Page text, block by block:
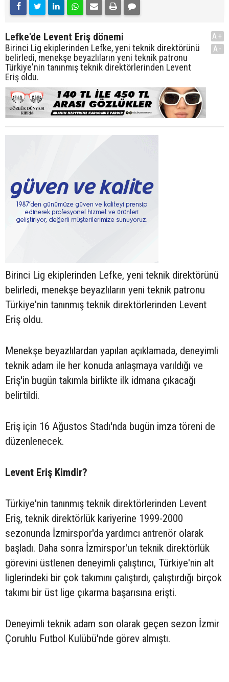
Lefke'de Levent Eriş dönemi
Birinci Lig ekiplerinden Lefke, yeni teknik direktörünü
belirledi, menekşe beyazlıların yeni teknik patronu
Türkiye'nin tanınmış teknik direktörlerinden Levent
Eriş oldu.
A+
A-
Birinci Lig ekiplerinden Lefke, yeni teknik direktörünü
belirledi, menekşe beyazlıların yeni teknik patronu
Türkiye'nin tanınmış teknik direktörlerinden Levent
Eriş oldu.
Menekşe beyazlılardan yapılan açıklamada, deneyimli
teknik adam ile her konuda anlaşmaya varıldığı ve
Eriş'in bugün takımla birlikte ilk idmana çıkacağı
belirtildi.
Eriş için 16 Ağustos Stadı'nda bugün imza töreni de
düzenlenecek.
Levent Eriş Kimdir?
Türkiye'nin tanınmış teknik direktörlerinden Levent
Eriş, teknik direktörlük kariyerine 1999-2000
sezonunda İzmirspor'da yardımcı antrenör olarak
başladı. Daha sonra İzmirspor'un teknik direktörlük
görevini üstlenen deneyimli çalıştırıcı, Türkiye'nin alt
liglerindeki bir çok takımını çalıştırdı, çalıştırdığı birçok
takımı bir üst lige çıkarma başarısına erişti.
Deneyimli teknik adam son olarak geçen sezon İzmir
Çoruhlu Futbol Kulübü'nde görev almıştı.